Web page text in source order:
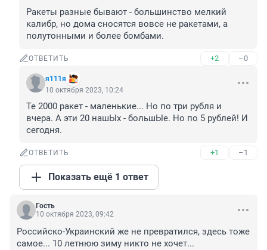
Ракеты разные бывают - большинство мелкий
калибр, но дома сносятся вовсе не ракетами, а
полутонными и более бомбами.
ОТВЕТИТЬ +2 –0
я111я
10 октября 2023, 10:24
Те 2000 ракет - маленькие... Но по три рубля и
вчера. А эти 20 нашЫх - большЫе. Но по 5 рублей! И
сегодня.
ОТВЕТИТЬ +1 –1
Показать ещё 1 ответ
Гость
10 октября 2023, 09:42
Российско-Украинский же не превратился, здесь тоже
самое... 10 летнюю зиму никто не хочет...